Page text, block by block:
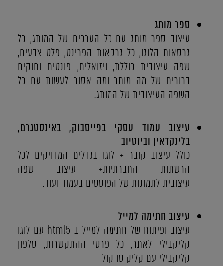
ספר מותג
עיצוב ספר מותג עם כל הערכים של המותג, כל
גרסאות הלוגו, כל גרסאות הפרינט, פלט צבעים,
שפה עיצובית כוללת, ויזואלים, פונטים וחוקים
ברורים של מה מותר ומה אסור לעשות עם כל
השפה העיצובית של המותג.
עיצוב עמוד עסקי בפייסבוק, באינסטגרם,
בלינקדאין וביוטיוב
כולל עיצוב קובר + לוגו בגדלים המדויקים לכל
הרשתות החברתיות+ עיצוב שפה
עיצובית לתמונות של הפוסטים בעמוד ועוד.
עיצוב חתימה למייל
עיצוב ופיתוח של חתימה למייל ב html5 עם לוגו
קליקבילי לאתר, כל פרטי ההתקשרות, טלפון
קליקבילי עם קליק טו קול